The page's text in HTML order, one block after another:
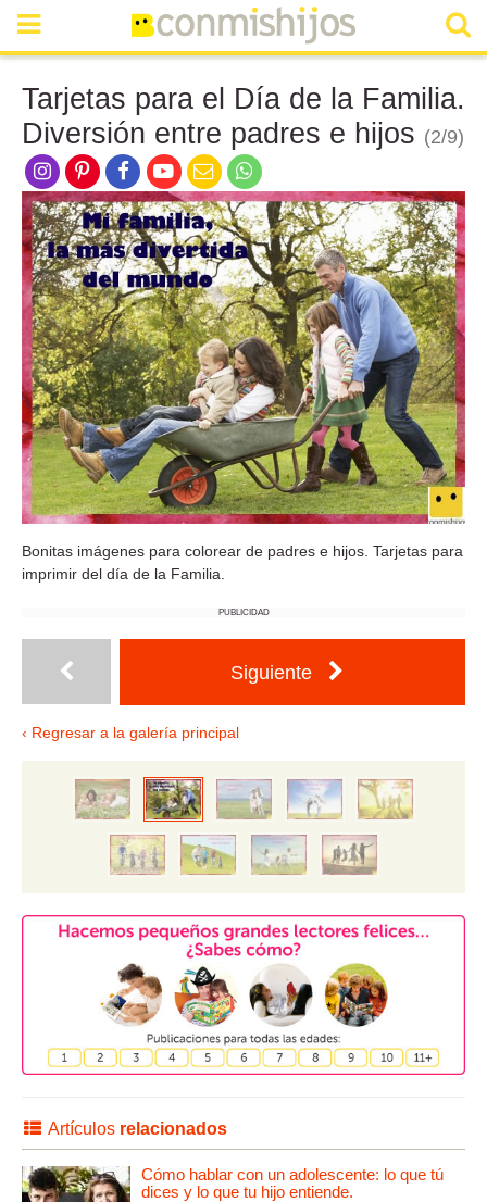
Tarjetas para el Día de la Familia.
Diversión entre padres e hijos (2/9)
Bonitas imágenes para colorear de padres e hijos. Tarjetas para
imprimir del día de la Familia.
PUBLICIDAD
Siguiente
‹ Regresar a la galería principal
Artículos relacionados
Cómo hablar con un adolescente: lo que tú
dices y lo que tu hijo entiende.